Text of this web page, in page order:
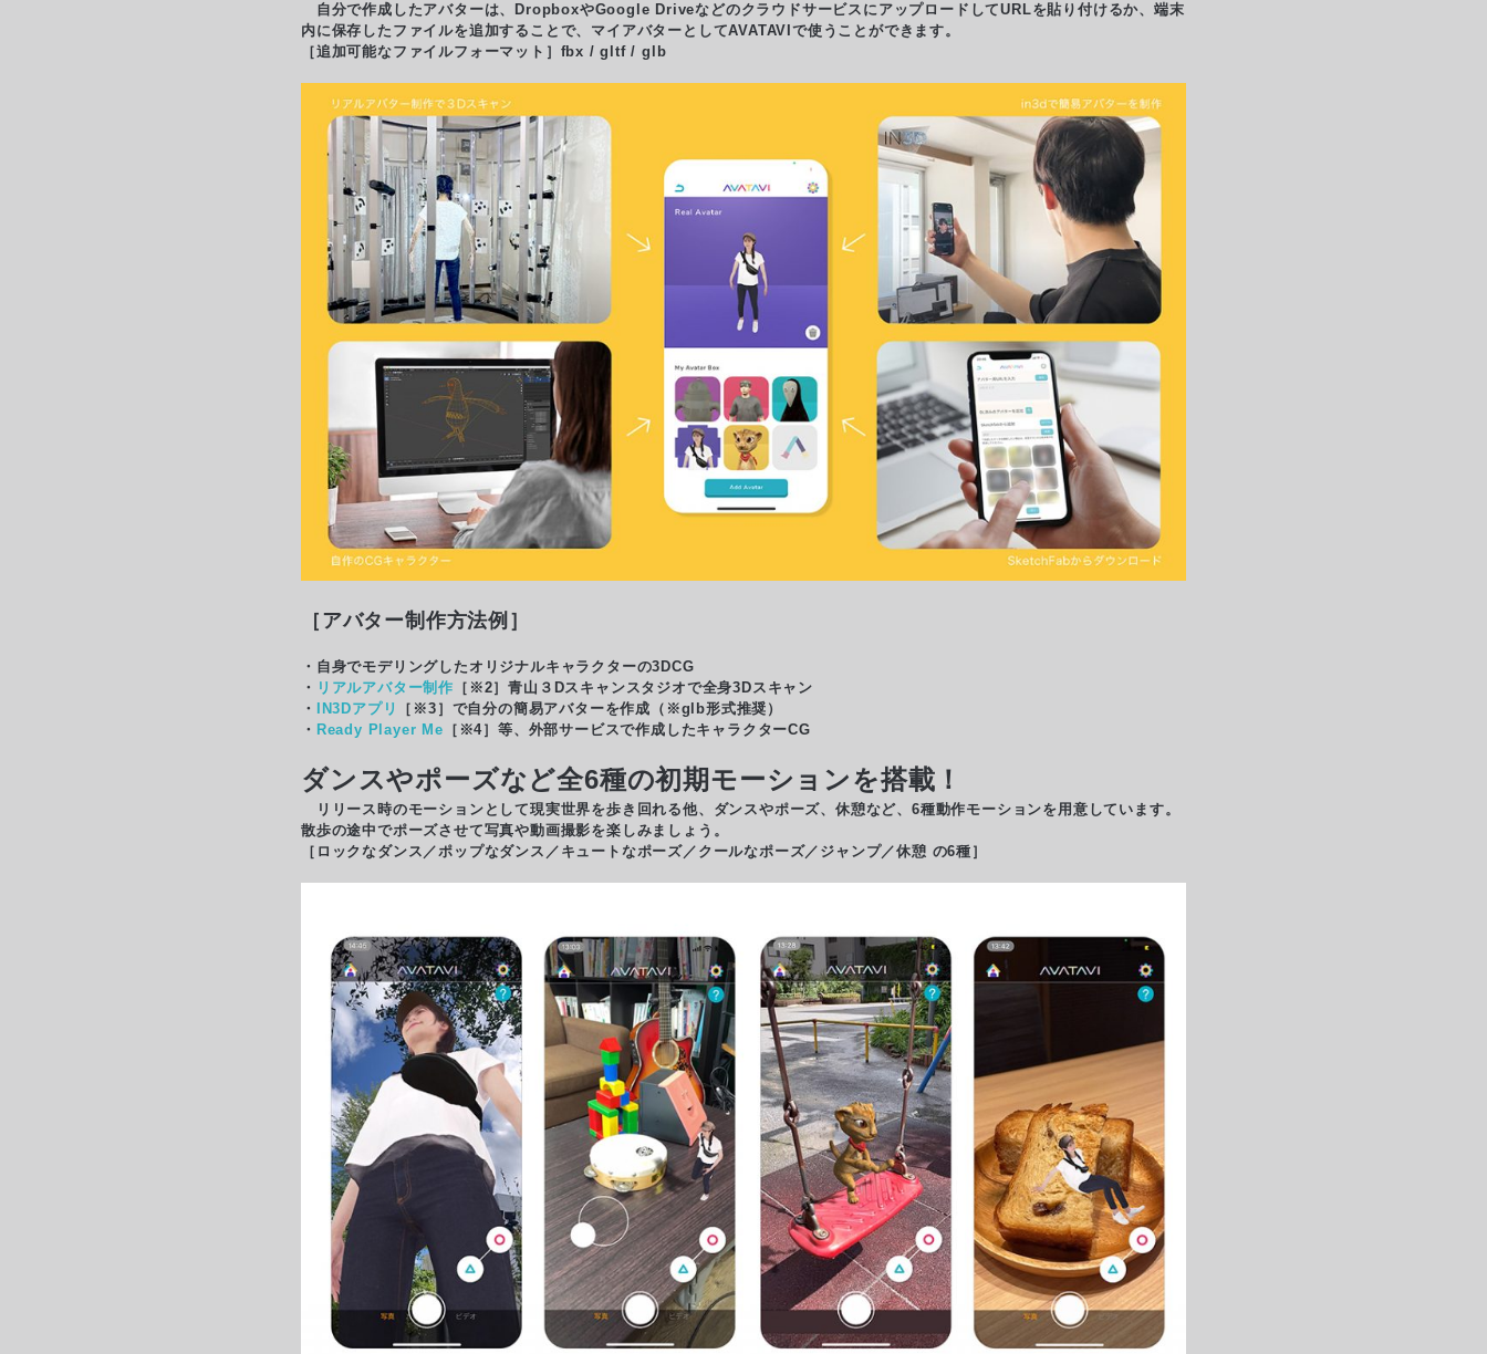
自分で作成したアバターは、DropboxやGoogle DriveなどのクラウドサービスにアップロードしてURLを貼り付けるか、端末
内に保存したファイルを追加することで、マイアバターとしてAVATAVIで使うことができます。
［追加可能なファイルフォーマット］fbx / gltf / glb
［アバター制作方法例］
・自身でモデリングしたオリジナルキャラクターの3DCG
・ リアルアバター制作 ［※2］青山３Dスキャンスタジオで全身3Dスキャン
・
IN3Dアプリ
［※3］で自分の簡易アバターを作成（※glb形式推奨）
・ Ready Player Me ［※4］等、外部サービスで作成したキャラクターCG
ダンスやポーズなど全6種の初期モーションを搭載！
リリース時のモーションとして現実世界を歩き回れる他、ダンスやポーズ、休憩など、6種動作モーションを用意しています。
散歩の途中でポーズさせて写真や動画撮影を楽しみましょう。
［ロックなダンス／ポップなダンス／キュートなポーズ／クールなポーズ／ジャンプ／休憩 の6種］